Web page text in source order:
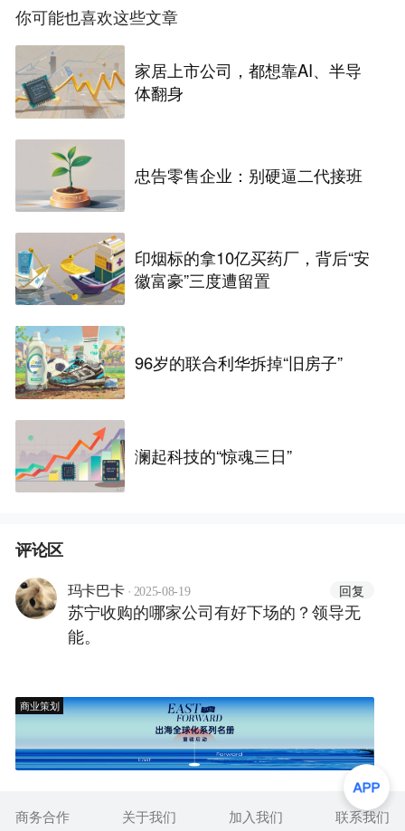
你可能也喜欢这些文章
家居上市公司，都想靠AI、半导
体翻身
忠告零售企业：别硬逼二代接班
印烟标的拿10亿买药厂，背后“安
徽富豪”三度遭留置
96岁的联合利华拆掉“旧房子”
澜起科技的“惊魂三日”
评论区
玛卡巴卡 · 2025-08-19 回复
苏宁收购的哪家公司有好下场的？领导无
能。
商业策划
商务合作 关于我们 加入我们 联系我们